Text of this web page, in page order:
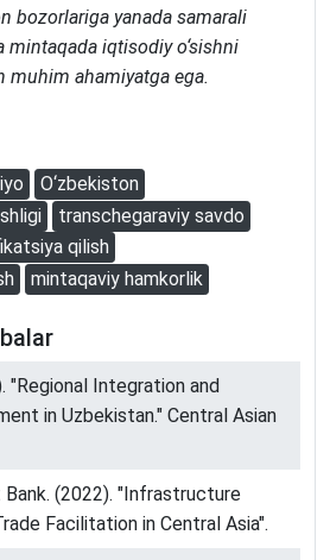
bozorlariga yanada samarali
mintaqada iqtisodiy o‘sishni
muhim ahamiyatga ega.
O‘zbekiston
transchegaraviy savdo
qilish
mintaqaviy hamkorlik
"Regional Integration and
in Uzbekistan." Central Asian
(2022). "Infrastructure
Facilitation in Central Asia".